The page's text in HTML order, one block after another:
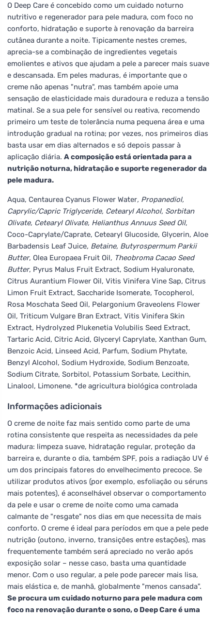
O Deep Care é concebido como um cuidado noturno
nutritivo e regenerador para pele madura, com foco no
conforto, hidratação e suporte à renovação da barreira
cutânea durante a noite. Tipicamente nestes cremes,
aprecia-se a combinação de ingredientes vegetais
emolientes e ativos que ajudam a pele a parecer mais suave
e descansada. Em peles maduras, é importante que o
creme não apenas "nutra", mas também apoie uma
sensação de elasticidade mais duradoura e reduza a tensão
matinal. Se a sua pele for sensível ou reativa, recomendo
primeiro um teste de tolerância numa pequena área e uma
introdução gradual na rotina; por vezes, nos primeiros dias
basta usar em dias alternados e só depois passar à
aplicação diária. A composição está orientada para a
nutrição noturna, hidratação e suporte regenerador da
pele madura.
Aqua, Centaurea Cyanus Flower Water, Propanediol,
Caprylic/Capric Triglyceride, Cetearyl Alcohol, Sorbitan
Olivate, Cetearyl Olivate, Helianthus Annuus Seed Oil,
Coco-Caprylate/Caprate, Cetearyl Glucoside, Glycerin, Aloe
Barbadensis Leaf Juice, Betaine, Butyrospermum Parkii
Butter, Olea Europaea Fruit Oil, Theobroma Cacao Seed
Butter, Pyrus Malus Fruit Extract, Sodium Hyaluronate,
Citrus Aurantium Flower Oil, Vitis Vinifera Vine Sap, Citrus
Limon Fruit Extract, Saccharide Isomerate, Tocopherol,
Rosa Moschata Seed Oil, Pelargonium Graveolens Flower
Oil, Triticum Vulgare Bran Extract, Vitis Vinifera Skin
Extract, Hydrolyzed Plukenetia Volubilis Seed Extract,
Tartaric Acid, Citric Acid, Glyceryl Caprylate, Xanthan Gum,
Benzoic Acid, Linseed Acid, Parfum, Sodium Phytate,
Benzyl Alcohol, Sodium Hydroxide, Sodium Benzoate,
Sodium Citrate, Sorbitol, Potassium Sorbate, Lecithin,
Linalool, Limonene. *de agricultura biológica controlada
Informações adicionais
O creme de noite faz mais sentido como parte de uma
rotina consistente que respeita as necessidades da pele
madura: limpeza suave, hidratação regular, proteção da
barreira e, durante o dia, também SPF, pois a radiação UV é
um dos principais fatores do envelhecimento precoce. Se
utilizar produtos ativos (por exemplo, esfoliação ou séruns
mais potentes), é aconselhável observar o comportamento
da pele e usar o creme de noite como uma camada
calmante de "resgate" nos dias em que necessita de mais
conforto. O creme é ideal para períodos em que a pele pede
nutrição (outono, inverno, transições entre estações), mas
frequentemente também será apreciado no verão após
exposição solar – nesse caso, basta uma quantidade
menor. Com o uso regular, a pele pode parecer mais lisa,
mais elástica e, de manhã, globalmente "menos cansada".
Se procura um cuidado noturno para pele madura com
foco na renovação durante o sono, o Deep Care é uma